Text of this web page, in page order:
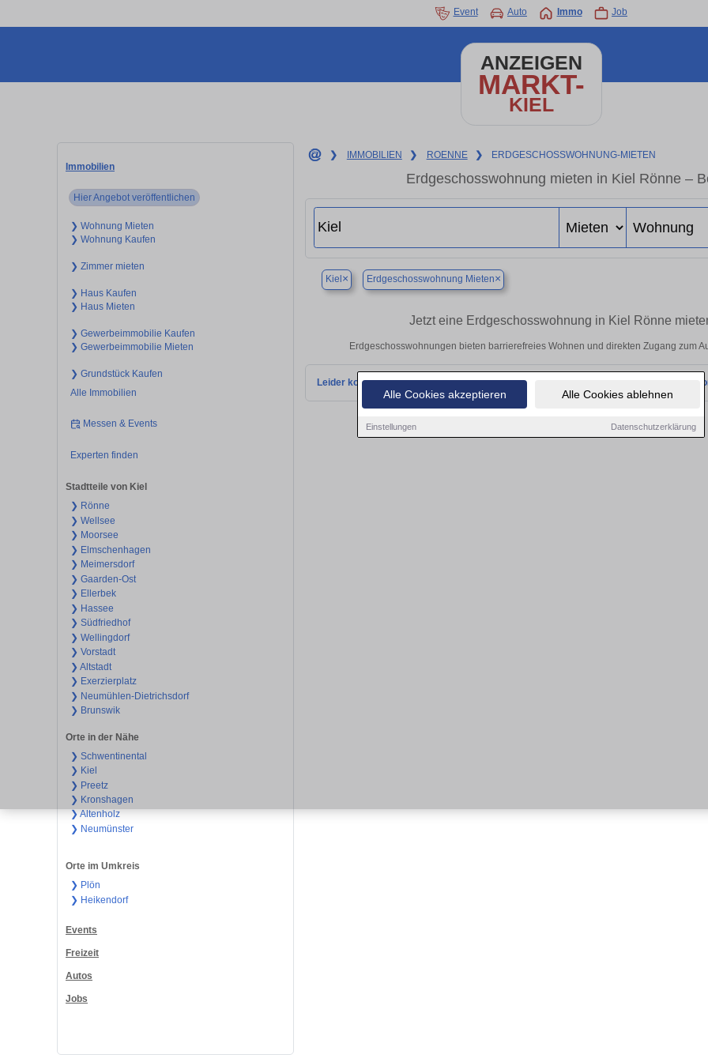
Alle Cookies akzeptieren Alle Cookies ablehnen
Einstellungen Datenschutzerklärung
Event Auto Immo Job
ANZEIGEN
MARKT-
KIEL
Immobilien
Hier Angebot veröffentlichen
❯ Wohnung Mieten
❯ Wohnung Kaufen
❯ Zimmer mieten
❯ Haus Kaufen
❯ Haus Mieten
❯ Gewerbeimmobilie Kaufen
❯ Gewerbeimmobilie Mieten
❯ Grundstück Kaufen
Alle Immobilien
Messen & Events
Experten finden
Stadtteile von Kiel
❯ Rönne
❯ Wellsee
❯ Moorsee
❯ Elmschenhagen
❯ Meimersdorf
❯ Gaarden-Ost
❯ Ellerbek
❯ Hassee
❯ Südfriedhof
❯ Wellingdorf
❯ Vorstadt
❯ Altstadt
❯ Exerzierplatz
❯ Neumühlen-Dietrichsdorf
❯ Brunswik
Orte in der Nähe
❯ Schwentinental
❯ Kiel
❯ Preetz
❯ Kronshagen
❯ Altenholz
❯ Neumünster
Orte im Umkreis
❯ Plön
❯ Heikendorf
Events
Freizeit
Autos
Jobs
❯ IMMOBILIEN ❯ ROENNE ❯ ERDGESCHOSSWOHNUNG-MIETEN
Erdgeschosswohnung mieten in Kiel Rönne –
Kiel × Erdgeschosswohnung Mieten×
Jetzt eine Erdgeschosswohnung in Kiel Rönne
Erdgeschosswohnungen bieten barrierefreies Wohnen und direkten Zugang zum
Leider konnten wir derzeit keine passenden Objekte finden. Schauen Sie bald wieder